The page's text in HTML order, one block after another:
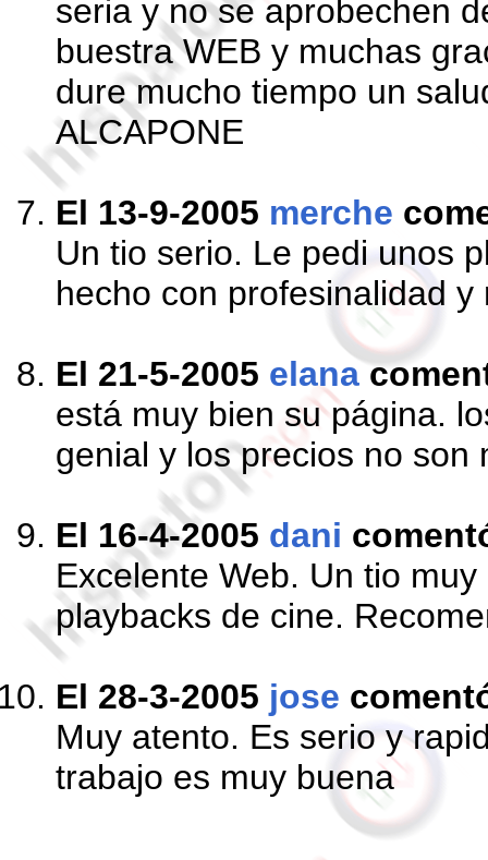
seria y no se aprobechen
buestra WEB y muchas
dure mucho tiempo un
ALCAPONE
El 13-9-2005 merche
Un tio serio. Le pedi unos
hecho con profesinalidad
El 21-5-2005 elana
está muy bien su página.
genial y los precios no son
El 16-4-2005 dani
Excelente Web. Un tio
playbacks de cine.
El 28-3-2005 jose
Muy atento. Es serio y
trabajo es muy buena